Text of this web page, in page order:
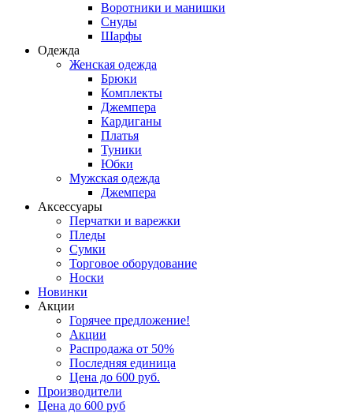
Воротники и манишки
Снуды
Шарфы
Одежда
Женская одежда
Брюки
Комплекты
Джемпера
Кардиганы
Платья
Туники
Юбки
Мужская одежда
Джемпера
Аксессуары
Перчатки и варежки
Пледы
Сумки
Торговое оборудование
Носки
Новинки
Акции
Горячее предложение!
Акции
Распродажа от 50%
Последняя единица
Цена до 600 руб.
Производители
Цена до 600 руб